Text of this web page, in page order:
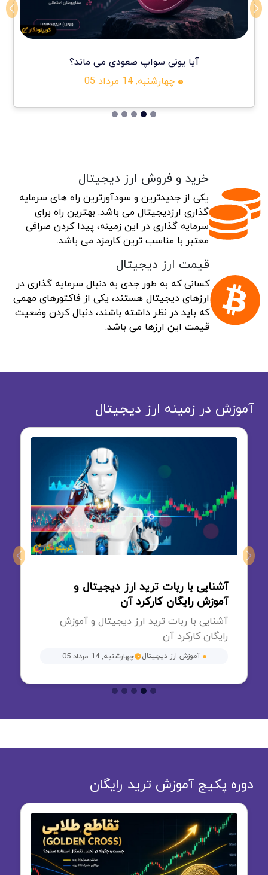
آیا یونی سواپ صعودی می ماند؟
چهارشنبه, 14 مرداد 05
Previous
خرید و فروش ارز دیجیتال
یکی از جدیدترین و سودآورترین راه های سرمایه
گذاری ارزدیجیتال می باشد. بهترین راه برای
سرمایه گذاری در این زمینه، پیدا کردن صرافی
معتبر با مناسب ترین کارمزد می باشد.
قیمت ارز دیجیتال
کسانی که به طور جدی به دنبال سرمایه گذاری در
ارزهای دیجیتال هستند، یکی از فاکتورهای مهمی
که باید در نظر داشته باشند، دنبال کردن وضعیت
قیمت این ارزها می باشد.
آموزش در زمینه ارز دیجیتال
آشنایی با ربات ترید ارز دیجیتال و
آموزش رایگان کارکرد آن
آشنایی با ربات ترید ارز دیجیتال و آموزش
رایگان کارکرد آن
آموزش ارز دیجیتال چهارشنبه, 14 مرداد 05
Previous
دوره پکیج آموزش ترید رایگان